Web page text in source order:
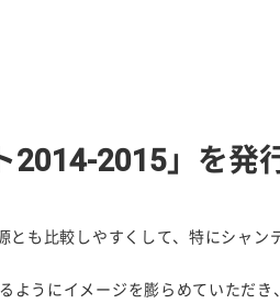
2014-2015」を発
とも比較しやすくして、特にシャン
うにイメージを膨らめていただき、